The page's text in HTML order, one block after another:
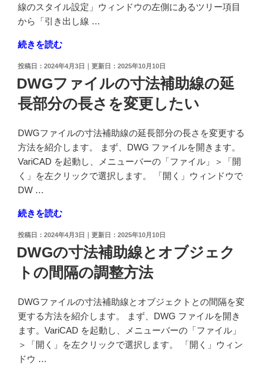
の
線のスタイル設定」ウィンドウの左側にあるツリー項目
から「引き出し線 …
"風
番
号
を
ブ
ジ
ェ
ク
ト
付
け
方
法"
続きを読む
投
日:
2024年4月3日 2025年10月10日
DWGファイルの寸法補助線の延
長部分の長さを変更したい
DWGファイルの寸法補助線の延長部分の長さを変更する
方法を紹介します。 まず、DWG ファイルを開きます。
VariCAD を起動し、メニューバーの「ファイル」＞「開
く」を左クリックで選択します。 「開く」ウィンドウで
DW …
"DWG
ァ
イ
ル
寸
法
補
助
線
続きを読む
投
日:
2024年4月3日 2025年10月10日
DWGの寸法補助線とオブジェク
トの間隔の調整方法
DWGファイルの寸法補助線とオブジェクトとの間隔を変
更する方法を紹介します。 まず、DWG ファイルを開き
ます。VariCAD を起動し、メニューバーの「ファイル」
＞「開く」を左クリックで選択します。 「開く」ウィン
ドウ …